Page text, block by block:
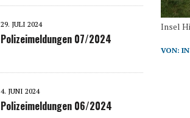
Insel
VON:
29. JULI 2024
Polizeimeldungen 07/2024
4. JUNI 2024
Polizeimeldungen 06/2024